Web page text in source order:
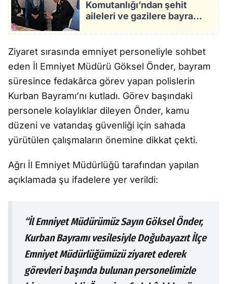
Komutanlığı’ndan şehit
aileleri ve gazilere bayram
Ziyaret sırasında emniyet personeliyle sohbet
eden İl Emniyet Müdürü Göksel Önder, bayram
süresince fedakârca görev yapan polislerin
Kurban Bayramı’nı kutladı. Görev başındaki
personele kolaylıklar dileyen Önder, kamu
düzeni ve vatandaş güvenliği için sahada
yürütülen çalışmaların önemine dikkat çekti.
Ağrı İl Emniyet Müdürlüğü tarafından yapılan
açıklamada şu ifadelere yer verildi:
“İl Emniyet Müdürümüz Sayın Göksel Önder,
Kurban Bayramı vesilesiyle Doğubayazıt İlçe
Emniyet Müdürlüğümüzü ziyaret ederek
görevleri başında bulunan personelimizle